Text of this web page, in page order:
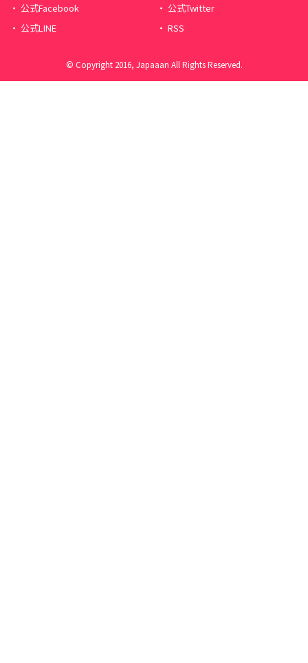
公式Facebook
公式Twitter
公式LINE
RSS
© Copyright 2016, Japaaan All Rights Reserved.